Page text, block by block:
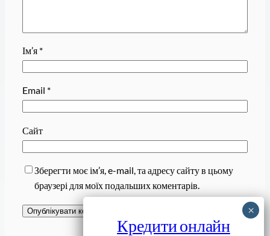
Ім’я *
Email *
Сайт
Зберегти моє ім’я, e-mail, та адресу сайту в цьому
браузері для моїх подальших коментарів.
Кредити онлайн